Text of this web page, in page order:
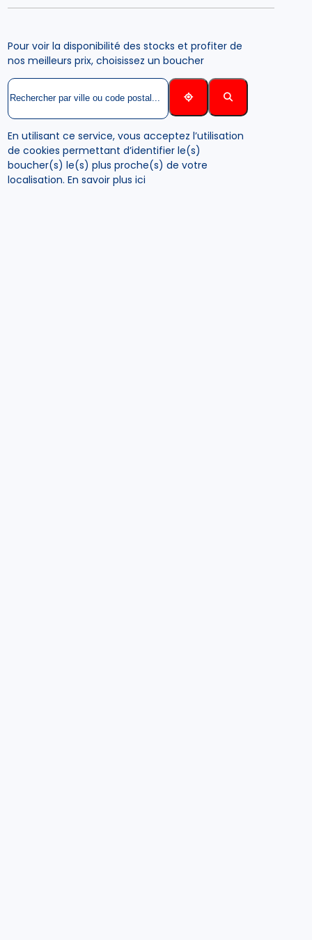
Pour voir la disponibilité des stocks et profiter de
nos meilleurs prix, choisissez un boucher
En utilisant ce service, vous acceptez l’utilisation
de cookies permettant d’identifier le(s)
boucher(s) le(s) plus proche(s) de votre
localisation.En savoir plus ici